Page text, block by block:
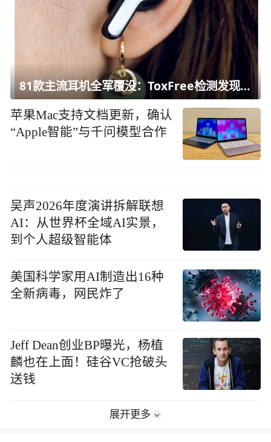
81款主流耳机全军覆没：ToxFree检测发现均含对人体有害化学物质
苹果Mac支持文档更新，确认
“Apple智能”与千问模型合作
吴声2026年度演讲拆解联想
AI：从世界杯全域AI实景，
到个人超级智能体
美国科学家用AI制造出16种
全新病毒，网民炸了
Jeff Dean创业BP曝光，杨植
麟也在上面！硅谷VC抢破头
送钱
展开更多